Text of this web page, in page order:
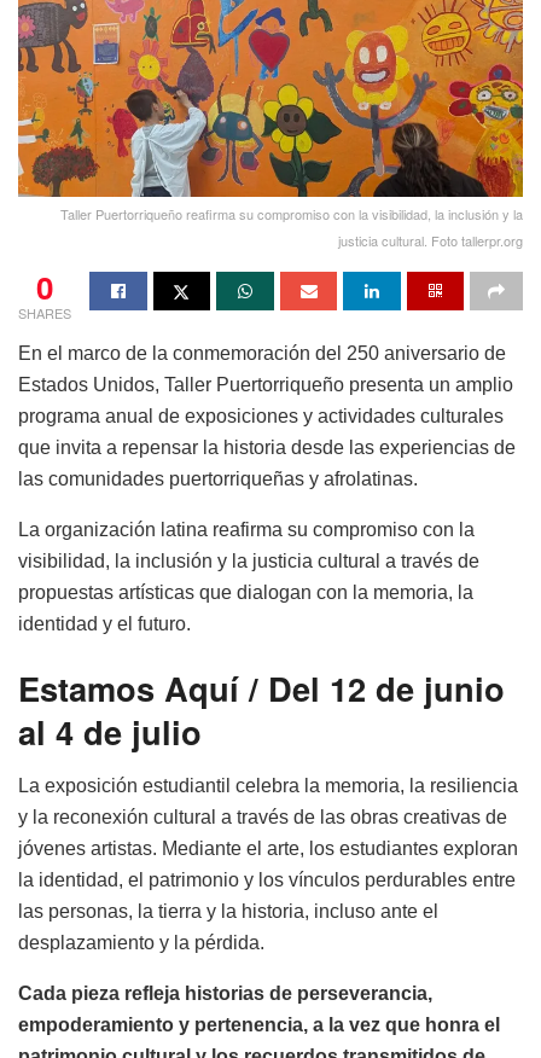
Taller Puertorriqueño reafirma su compromiso con la visibilidad, la inclusión y la
justicia cultural. Foto tallerpr.org
0
SHARES
En el marco de la conmemoración del 250 aniversario de
Estados Unidos, Taller Puertorriqueño presenta un amplio
programa anual de exposiciones y actividades culturales
que invita a repensar la historia desde las experiencias de
las comunidades puertorriqueñas y afrolatinas.
La organización latina reafirma su compromiso con la
visibilidad, la inclusión y la justicia cultural a través de
propuestas artísticas que dialogan con la memoria, la
identidad y el futuro.
Estamos Aquí / Del 12 de junio
al 4 de julio
La exposición estudiantil celebra la memoria, la resiliencia
y la reconexión cultural a través de las obras creativas de
jóvenes artistas. Mediante el arte, los estudiantes exploran
la identidad, el patrimonio y los vínculos perdurables entre
las personas, la tierra y la historia, incluso ante el
desplazamiento y la pérdida.
Cada pieza refleja historias de perseverancia,
empoderamiento y pertenencia, a la vez que honra el